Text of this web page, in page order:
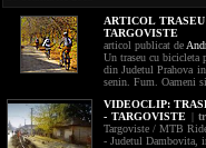
ARTICOL
TARGOVISTE
articol publicat de
Un traseu cu bicicleta
din Judetul Prahova
senin. Fum. Oameni
VIDEOCLIP:
- TARGOVISTE |
Targoviste / MTB
- Judetul Dambovita,